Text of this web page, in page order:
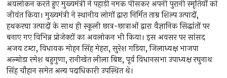
अवलोकन करते हुए मुख्यमंत्री ने पहाड़ी नमक पीसकर अपनी पुरानी स्मृतियों को
जीवंत किया। मुख्यमंत्री ने स्थानीय लोगों द्वारा निर्मित ताम्र शिल्प उत्पादों,
हथकरघा उत्पादों के साथ ही स्कूली छात्र-छात्राओं द्वारा वैज्ञानिक सिद्धांतों पर
बनाए गए विभिन्न प्रोजेक्टों का अवलोकन भी किया। इस अवसर पर सांसद
अजय टम्टा, विधायक मोहन सिंह मेहरा, सुरेश गड़िया, जिलाध्यक्ष भाजपा
अल्मोड़ा रमेश बहुगुणा, रानीखेत लीला बिष्ट, पूर्व विधानसभा उपाध्यक्ष रघुनाथ
सिंह चौहान समेत अन्य पदाधिकारी उपस्थित थे।